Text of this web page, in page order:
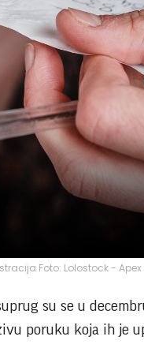
Foto: Lolostock -
su se u
poruku koja ih je